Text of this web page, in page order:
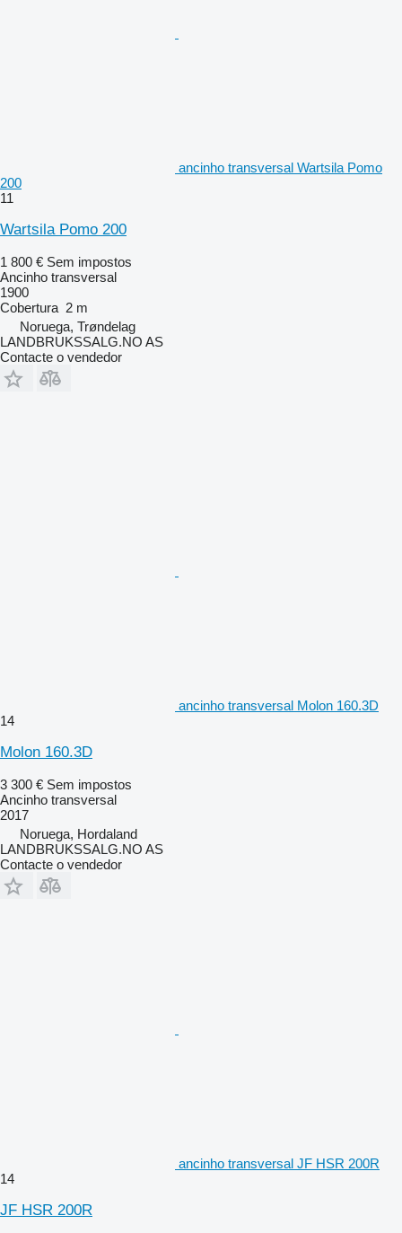
ancinho transversal Wartsila Pomo
200
11
Wartsila Pomo 200
1 800 € Sem impostos
Ancinho transversal
1900
Cobertura 2 m
Noruega, Trøndelag
LANDBRUKSSALG.NO AS
Contacte o vendedor
ancinho transversal Molon 160.3D
14
Molon 160.3D
3 300 € Sem impostos
Ancinho transversal
2017
Noruega, Hordaland
LANDBRUKSSALG.NO AS
Contacte o vendedor
ancinho transversal JF HSR 200R
14
JF HSR 200R